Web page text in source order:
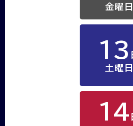
金曜日
13
土曜日
14